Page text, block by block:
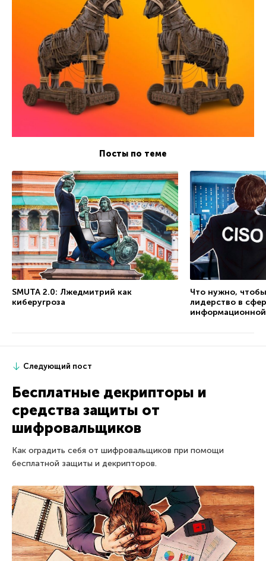
Посты по теме
SMUTA 2.0: Лжедмитрий как
киберугроза
Что нужно,
лидерство в
Следующий пост
Бесплатные декрипторы и
средства защиты от
шифровальщиков
Как оградить себя от шифровальщиков при помощи
бесплатной защиты и декрипторов.